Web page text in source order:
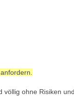
ohne Risiken